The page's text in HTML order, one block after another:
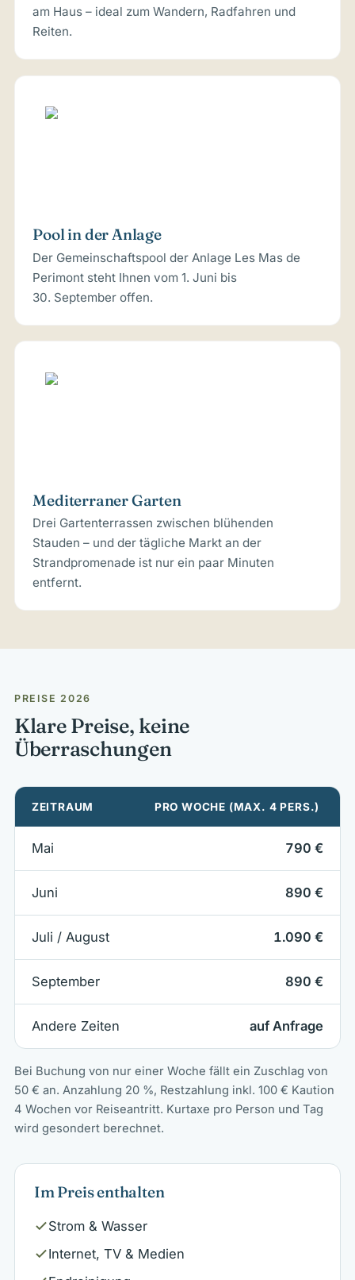
am Haus – ideal zum Wandern, Radfahren und
Reiten.
Pool in der Anlage
Der Gemeinschaftspool der Anlage Les Mas de
Perimont steht Ihnen vom 1. Juni bis
30. September offen.
Mediterraner Garten
Drei Gartenterrassen zwischen blühenden
Stauden – und der tägliche Markt an der
Strandpromenade ist nur ein paar Minuten
entfernt.
PREISE 2026
Klare Preise, keine
Überraschungen
ZEITRAUM PRO WOCHE (MAX. 4 PERS.)
Mai 790 €
Juni 890 €
Juli / August 1.090 €
September 890 €
Andere Zeiten auf Anfrage
Bei Buchung von nur einer Woche fällt ein Zuschlag von
50 € an. Anzahlung 20 %, Restzahlung inkl. 100 € Kaution
4 Wochen vor Reiseantritt. Kurtaxe pro Person und Tag
wird gesondert berechnet.
Im Preis enthalten
Strom & Wasser
Internet, TV & Medien